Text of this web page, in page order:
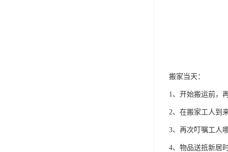
搬家当天：
1、开始搬运前，
2、在搬家工人到
3、再次叮嘱工人
4、物品送抵新居